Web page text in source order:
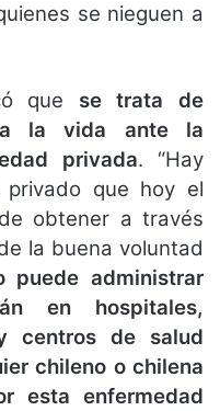
se nieguen a
que se trata de
a la vida ante la
privada. “Hay
que hoy el
obtener a través
la buena voluntad
puede administrar
en hospitales,
centros de salud
chileno o chilena
esta enfermedad